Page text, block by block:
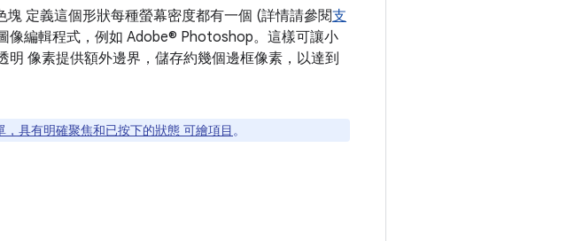
定義這個形狀每種螢幕密度都有一個 (詳情請參閱支
像編輯程式，例如 Adobe® Photoshop。這樣可讓小
像素提供額外邊界，儲存約幾個邊框像素，以達到
，具有明確聚焦和已按下的狀態 可繪項目。